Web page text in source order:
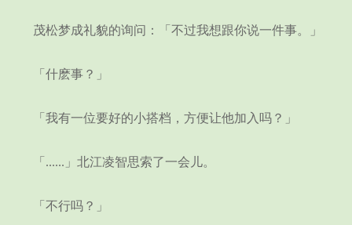
茂松梦成礼貌的询问：「不过我想跟你说一件事。」
「什麽事？」
「我有一位要好的小搭档，方便让他加入吗？」
「......」北江凌智思索了一会儿。
「不行吗？」